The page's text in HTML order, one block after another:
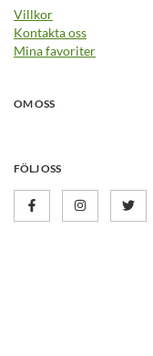
Villkor
Kontakta oss
Mina favoriter
OM OSS
FÖLJ OSS